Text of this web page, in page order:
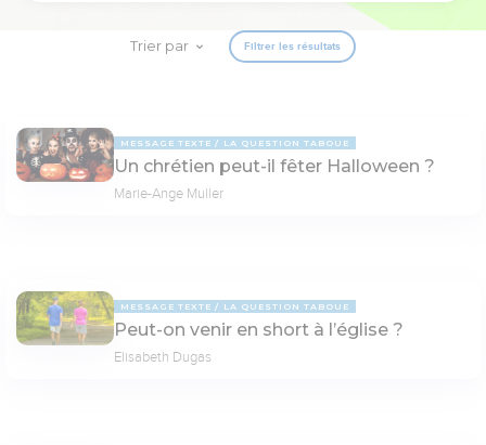
Trier par Filtrer les résultats
MESSAGE TEXTE LA QUESTION TABOUE
Un chrétien peut-il fêter Halloween ?
Marie-Ange Muller
MESSAGE TEXTE LA QUESTION TABOUE
Peut-on venir en short à l’église ?
Elisabeth Dugas